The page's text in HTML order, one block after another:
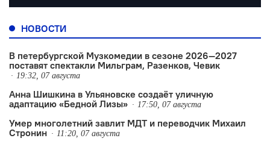
НОВОСТИ
В петербургской Музкомедии в сезоне 2026—2027
поставят спектакли Мильграм, Разенков, Чевик
19:32, 07 августа
Анна Шишкина в Ульяновске создаëт уличную
адаптацию «Бедной Лизы»
17:50, 07 августа
Умер многолетний завлит МДТ и переводчик Михаил
Стронин
11:20, 07 августа